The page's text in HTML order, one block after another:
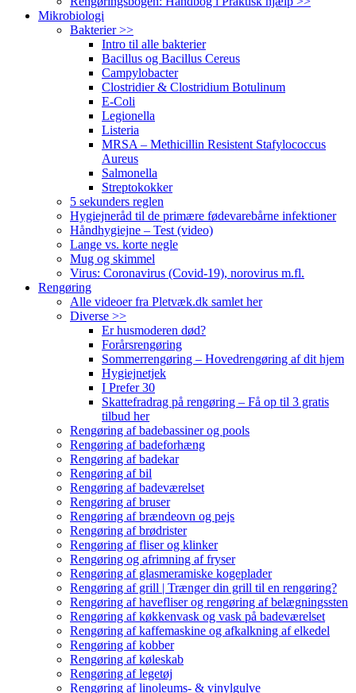
Mikrobiologi
Bakterier >>
Intro til alle bakterier
Bacillus og Bacillus Cereus
Campylobacter
Clostridier & Clostridium Botulinum
E-Coli
Legionella
Listeria
MRSA – Methicillin Resistent Stafylococcus
Aureus
Salmonella
Streptokokker
5 sekunders reglen
Hygiejneråd til de primære fødevarebårne infektioner
Håndhygiejne – Test (video)
Lange vs. korte negle
Mug og skimmel
Virus: Coronavirus (Covid-19), norovirus m.fl.
Rengøring
Alle videoer fra Pletvæk.dk samlet her
Diverse >>
Er husmoderen død?
Forårsrengøring
Sommerrengøring – Hovedrengøring af dit hjem
Hygiejnetjek
I Prefer 30
Skattefradrag på rengøring – Få op til 3 gratis
tilbud her
Rengøring af badebassiner og pools
Rengøring af badeforhæng
Rengøring af badekar
Rengøring af bil
Rengøring af badeværelset
Rengøring af bruser
Rengøring af brændeovn og pejs
Rengøring af brødrister
Rengøring af fliser og klinker
Rengøring og afrimning af fryser
Rengøring af glasmeramiske kogeplader
Rengøring af grill | Trænger din grill til en rengøring?
Rengøring af havefliser og rengøring af belægningssten
Rengøring af køkkenvask og vask på badeværelset
Rengøring af kaffemaskine og afkalkning af elkedel
Rengøring af kobber
Rengøring af køleskab
Rengøring af legetøj
Rengøring af linoleums- & vinylgulve